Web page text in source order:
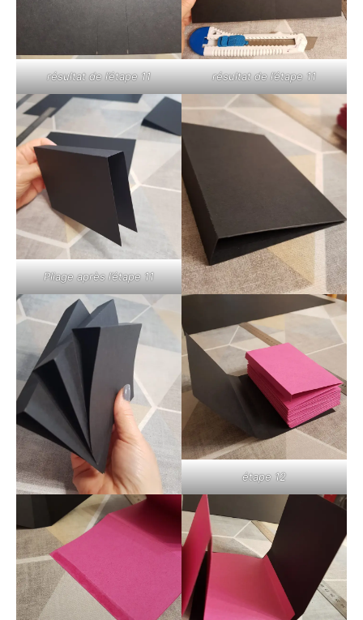
résultat de l’étape 11 résultat de l’étape 11
Pliage après l’étape 11
étape 12